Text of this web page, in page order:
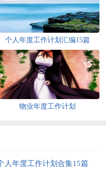
个人年度工作计划汇编15篇
物业年度工作计划
人年度工作计划合集15篇